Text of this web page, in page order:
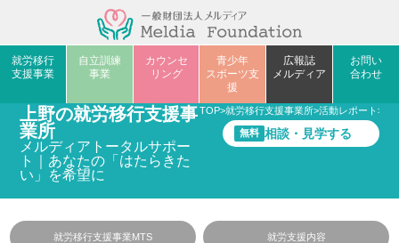
就労移行
支援事業
自立訓練
事業
カウンセ
リング
青少年
スポーツ支
援
広報誌
メルディア
お問い
合わせ
上野の就労移行支援事
業所
メルディアトータルサポー
ト｜あなたの「はたらきた
い」を希望に
TOP>就労移行支援事業所>活動レポート>
無料 相談・見学する
就労移行支援事業MTS 就労支援内容